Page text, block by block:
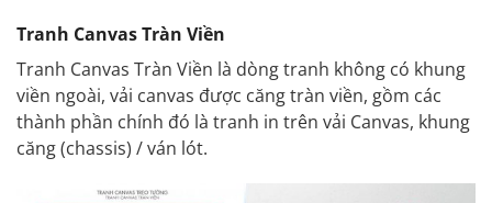
Tranh Canvas Tràn Viền
Tranh Canvas Tràn Viền là dòng tranh không có khung
viền ngoài, vải canvas được căng tràn viền, gồm các
thành phần chính đó là tranh in trên vải Canvas, khung
căng (chassis) / ván lót.